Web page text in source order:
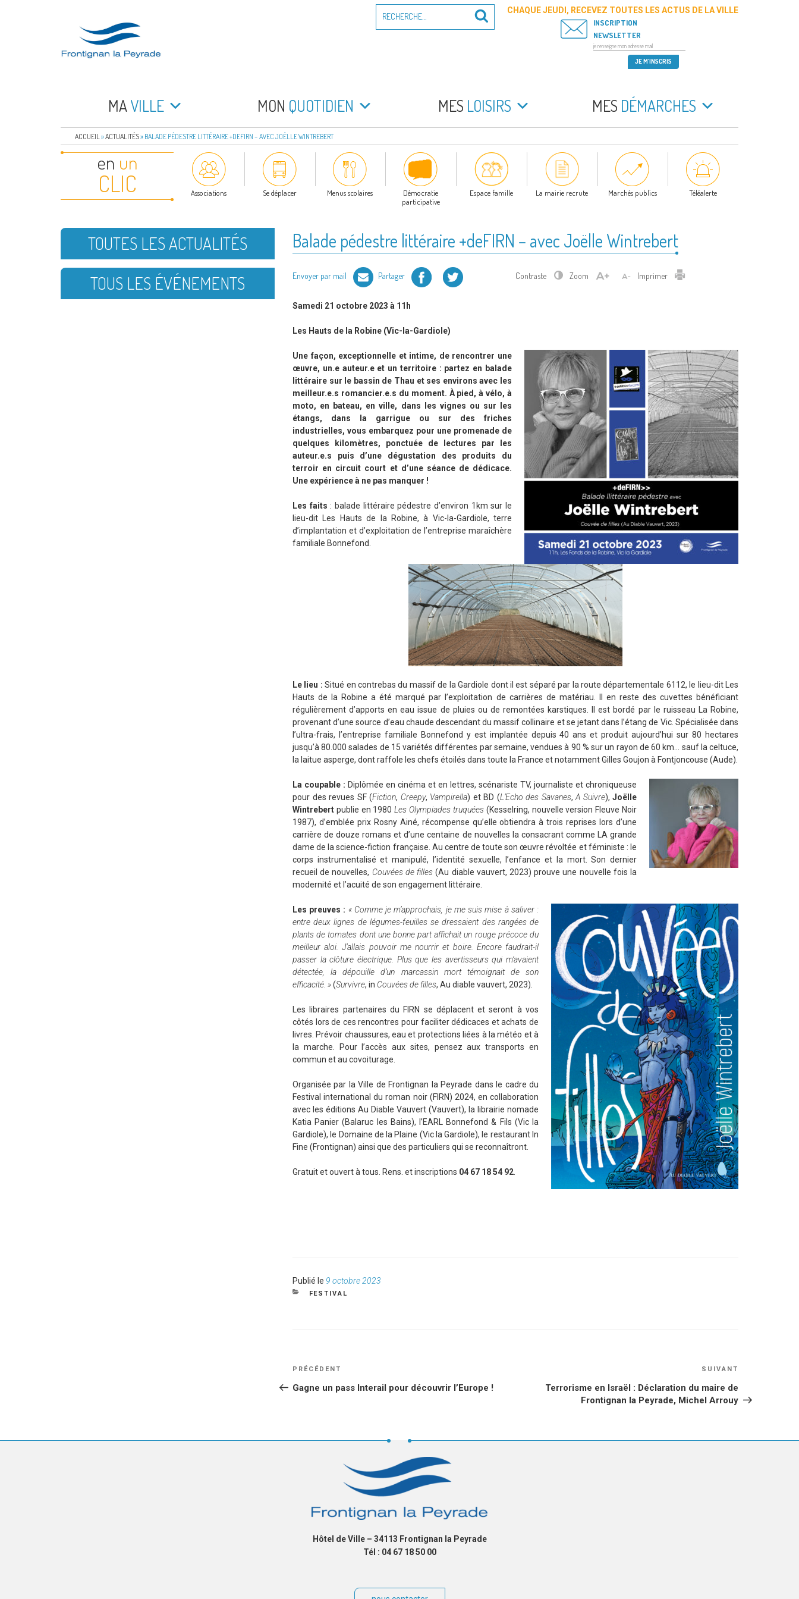
FRONTIGNAN LA PEYRADE
pour
Recherche
CHAQUE JEUDI, RECEVEZ TOUTES LES ACTUS DE LA VILLE
INSCRIPTION
NEWSLETTER
MAVILLE MON QUOTIDIEN MES LOISIRS MES DÉMARCHES
ACCUEIL »ACTUALITÉS» BALADE PÉDESTRE LITTÉRAIRE +DEFIRN – AVEC JOËLLE WINTREBERT
en un
CLIC Associations Se déplacer Menus scolaires
Démocratie
participative
Espace famille La mairie recrute Marchés publics Téléalerte
Balade pédestre littéraire +deFIRN – avec Joëlle Wintrebert
Envoyer par mail Partager Facebook Twitter Contraste Zoom Imprimer Imprimer
Samedi 21 octobre 2023 à 11h
Les Hauts de la Robine (Vic-la-Gardiole)
Une façon, exceptionnelle et intime, de rencontrer une
œuvre, un.e auteur.e et un territoire : partez en balade
littéraire sur le bassin de Thau et ses environs avec les
meilleur.e.s romancier.e.s du moment. À pied, à vélo, à
moto, en bateau, en ville, dans les vignes ou sur les
étangs, dans la garrigue ou sur des friches
industrielles, vous embarquez pour une promenade de
quelques kilomètres, ponctuée de lectures par les
auteur.e.s puis d’une dégustation des produits du
terroir en circuit court et d’une séance de dédicace.
Une expérience à ne pas manquer !
Les faits : balade littéraire pédestre d’environ 1km sur le
lieu-dit Les Hauts de la Robine, à Vic-la-Gardiole, terre
d’implantation et d’exploitation de l’entreprise maraîchère
familiale Bonnefond.
Le lieu : Situé en contrebas du massif de la Gardiole dont il est séparé par la route départementale 6112, le lieu-dit Les
Hauts de la Robine a été marqué par l’exploitation de carrières de matériau. Il en reste des cuvettes bénéficiant
régulièrement d’apports en eau issue de pluies ou de remontées karstiques. Il est bordé par le ruisseau La Robine,
provenant d’une source d’eau chaude descendant du massif collinaire et se jetant dans l’étang de Vic. Spécialisée dans
l’ultra-frais, l’entreprise familiale Bonnefond y est implantée depuis 40 ans et produit aujourd’hui sur 80 hectares
jusqu’à 80.000 salades de 15 variétés différentes par semaine, vendues à 90 % sur un rayon de 60 km… sauf la celtuce,
la laitue asperge, dont raffole les chefs étoilés dans toute la France et notamment Gilles Goujon à Fontjoncouse (Aude).
La coupable : Diplômée en cinéma et en lettres, scénariste TV, journaliste et chroniqueuse
pour des revues SF (Fiction, Creepy, Vampirella) et BD (L’Echo des Savanes, A Suivre), Joëlle
Wintrebert publie en 1980Les Olympiades truquées(Kesselring, nouvelle version Fleuve Noir
1987), d’emblée prix Rosny Ainé, récompense qu’elle obtiendra à trois reprises lors d’une
carrière de douze romans et d’une centaine de nouvelles la consacrant comme LA grande
dame de la science-fiction française. Au centre de toute son œuvre révoltée et féministe : le
corps instrumentalisé et manipulé, l’identité sexuelle, l’enfance et la mort. Son dernier
recueil de nouvelles, Couvées de filles (Au diable vauvert, 2023) prouve une nouvelle fois la
modernité et l’acuité de son engagement littéraire.
Les preuves : « Comme je m’approchais, je me suis mise à saliver :
entre deux lignes de légumes-feuilles se dressaient des rangées de
plants de tomates dont une bonne part affichait un rouge précoce du
meilleur aloi. J’allais pouvoir me nourrir et boire. Encore faudrait-il
passer la clôture électrique. Plus que les avertisseurs qui m’avaient
détectée, la dépouille d’un marcassin mort témoignait de son
efficacité. »(Survivre, in Couvées de filles, Au diable vauvert, 2023).
Les libraires partenaires du FIRN se déplacent et seront à vos
côtés lors de ces rencontres pour faciliter dédicaces et achats de
livres. Prévoir chaussures, eau et protections liées à la météo et à
la marche. Pour l’accès aux sites, pensez aux transports en
commun et au covoiturage.
Organisée par la Ville de Frontignan la Peyrade dans le cadre du
Festival international du roman noir (FIRN) 2024, en collaboration
avec les éditions Au Diable Vauvert (Vauvert), la librairie nomade
Katia Panier (Balaruc les Bains), l’EARL Bonnefond & Fils (Vic la
Gardiole), le Domaine de la Plaine (Vic la Gardiole), le restaurant In
Fine (Frontignan) ainsi que des particuliers qui se reconnaîtront.
Gratuit et ouvert à tous. Rens. et inscriptions 04 67 18 54 92
Publié le Publié
le
9 octobre 2023
CATÉGORIES
FESTIVAL
NAVIGATION
DE
L’ARTICLE
Article
PRÉCÉDENT
Gagne un pass Interail pour découvrir l’Europe !
SUIVANT
Terrorisme en Israël : Déclaration du maire de
Frontignan la Peyrade, Michel Arrouy
TOUTES LES ACTUALITÉS
TOUS LES ÉVÉNEMENTS
Hôtel de Ville – 34113 Frontignan la Peyrade
Tél : 04 67 18 50 00